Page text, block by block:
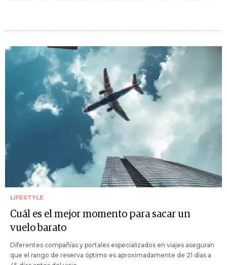
LIFESTYLE
Cuál es el mejor momento para sacar un
vuelo barato
Diferentes compañías y portales especializados en viajes aseguran
que el rango de reserva óptimo es aproximadamente de 21 días a